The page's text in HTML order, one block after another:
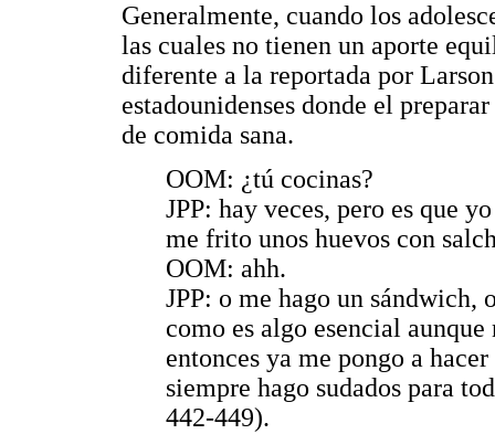
Generalmente, cuando los
las cuales no tienen un aporte
diferente a la reportada por
estadounidenses donde el
de comida sana.
OOM: ¿tú cocinas?
JPP: hay veces, pero es que
me frito unos huevos con
OOM: ahh.
JPP: o me hago un sándwich,
como es algo esencial
entonces ya me pongo a
siempre hago sudados para
442-449).